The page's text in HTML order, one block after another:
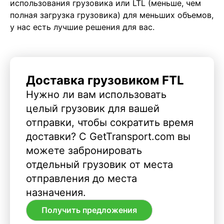
использования грузовика или LTL (меньше, чем
полная загрузка грузовика) для меньших объемов,
у нас есть лучшие решения для вас.
Доставка грузовиком FTL
Нужно ли вам использовать
целый грузовик для вашей
отправки, чтобы сократить время
доставки? С GetTransport.com вы
можете забронировать
отдельный грузовик от места
отправления до места
назначения.
Получить предложения